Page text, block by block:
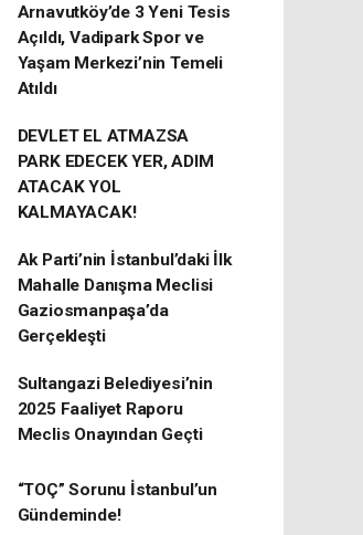
Arnavutköy’de 3 Yeni Tesis
Açıldı, Vadipark Spor ve
Yaşam Merkezi’nin Temeli
Atıldı
DEVLET EL ATMAZSA
PARK EDECEK YER, ADIM
ATACAK YOL
KALMAYACAK!
Ak Parti’nin İstanbul’daki İlk
Mahalle Danışma Meclisi
Gaziosmanpaşa’da
Gerçekleşti
Sultangazi Belediyesi’nin
2025 Faaliyet Raporu
Meclis Onayından Geçti
“TOÇ” Sorunu İstanbul’un
Gündeminde!